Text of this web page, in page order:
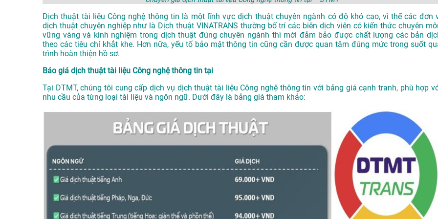
Dịch thuật tài liệu Công nghệ thông tin là một lĩnh vực dịch thuật chuyên ngành có độ khó cao, vì thế các đơn
dịch thuật chuyên nghiệp như là Dịch thuật VINATRANS thường bố trí các biên dịch viên có kiến thức chuyên
vững vàng và kinh nghiệm trong dịch thuật đúng chuyên ngành thì mới đảm bảo được chất lượng các bản
theo các tiêu chí khắt khe. Hơn nữa, yếu tố bảo mật thông tin cũng cần được quan tâm đúng mức trong suốt
trình hoàn thiện hồ sơ.
Báo giá dịch thuật tài liệu Công nghệ thông tin tại
Tại DTMT, chúng tôi cung cấp dịch vụ dịch thuật tài liệu Công nghệ thông tin với bảng giá cạnh tranh, phù hợp
nhu cầu của từng loại tài liệu và ngôn ngữ. Dưới đây là bảng giá tham khảo: